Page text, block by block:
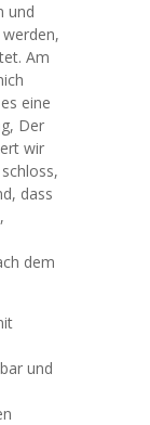
und
Am
eine
Der
wir
dass
dem
und